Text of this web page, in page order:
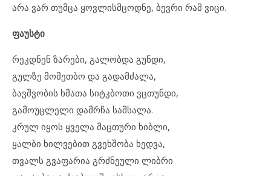
არა ვარ თუმცა ყოვლისმცოდნე, ბევრი რამ ვიცი.
ფაუსტი
რეკდნენ ზარები, გალობდა გუნდი,
გულზე მომეთბო და გადამძალა,
ბავშვობის ხმათა სიტკბოთი ვცთუნდი,
გამოუცლელი დამრჩა სამსალა.
კრულ იყოს ყველა მაცთური ხიბლი,
ყალბი ხილვებით გვეხშობა ხედვა,
თვალს გვაფარია გრძნეული ლიბრი